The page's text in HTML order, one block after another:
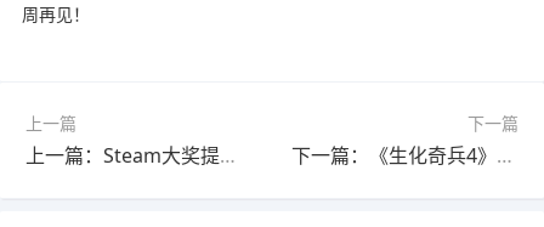
周再见！
上一篇
上一篇：Steam大奖提名，版本“亲临噩梦”上线，《消逝的光芒：困兽》迎来入坑最佳时机
下一篇
下一篇：《生化奇兵4》大量细节与设计图曝光 前作元素或将回归